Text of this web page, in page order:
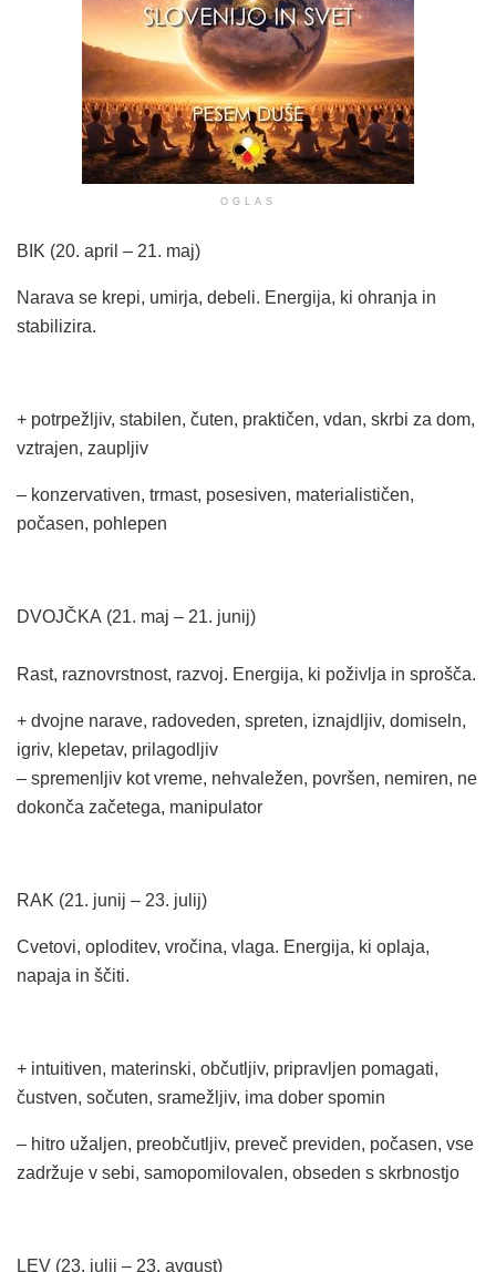
OGLAS
BIK (20. april – 21. maj)
Narava se krepi, umirja, debeli. Energija, ki ohranja in
stabilizira.
+ potrpežljiv, stabilen, čuten, praktičen, vdan, skrbi za dom,
vztrajen, zaupljiv
– konzervativen, trmast, posesiven, materialističen,
počasen, pohlepen
DVOJČKA (21. maj – 21. junij)
Rast, raznovrstnost, razvoj. Energija, ki poživlja in sprošča.
+ dvojne narave, radoveden, spreten, iznajdljiv, domiseln,
igriv, klepetav, prilagodljiv
– spremenljiv kot vreme, nehvaležen, površen, nemiren, ne
dokonča začetega, manipulator
RAK (21. junij – 23. julij)
Cvetovi, oploditev, vročina, vlaga. Energija, ki oplaja,
napaja in ščiti.
+ intuitiven, materinski, občutljiv, pripravljen pomagati,
čustven, sočuten, sramežljiv, ima dober spomin
– hitro užaljen, preobčutljiv, preveč previden, počasen, vse
zadržuje v sebi, samopomilovalen, obseden s skrbnostjo
LEV (23. julij – 23. avgust)